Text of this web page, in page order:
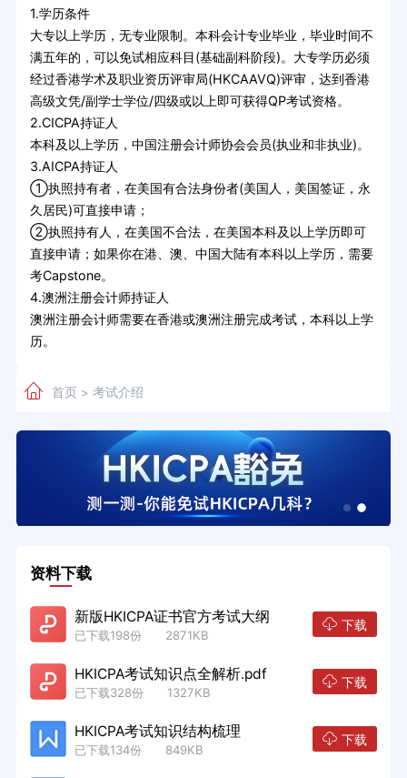
1.学历条件
大专以上学历，无专业限制。本科会计专业毕业，毕业时间不
满五年的，可以免试相应科目(基础副科阶段)。大专学历必须
经过香港学术及职业资历评审局(HKCAAVQ)评审，达到香港
高级文凭/副学士学位/四级或以上即可获得QP考试资格。
2.CICPA持证人
本科及以上学历，中国注册会计师协会会员(执业和非执业)。
3.AICPA持证人
①执照持有者，在美国有合法身份者(美国人，美国签证，永
久居民)可直接申请；
②执照持有人，在美国不合法，在美国本科及以上学历即可
直接申请；如果你在港、澳、中国大陆有本科以上学历，需要
考Capstone。
4.澳洲注册会计师持证人
澳洲注册会计师需要在香港或澳洲注册完成考试，本科以上学
历。
首页> 考试介绍
资料下载
新版HKICPA证书官方考试大纲
已下载198份 2871KB
下载
HKICPA考试知识点全解析.pdf
已下载328份 1327KB
下载
HKICPA考试知识结构梳理
已下载134份 849KB
下载